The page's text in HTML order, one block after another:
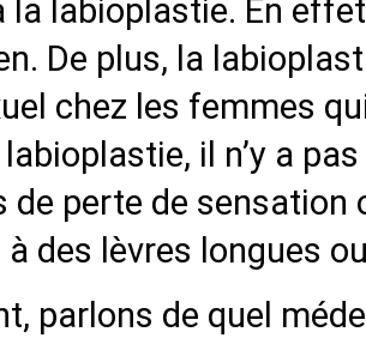
la labioplastie. En
De plus, la
chez les femmes
il n’y a
de perte de
des lèvres longues
parlons de quel